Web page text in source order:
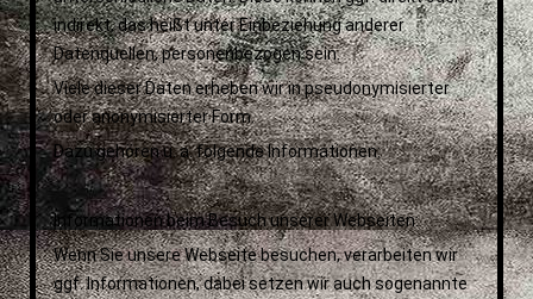
indirekt, das heißt unter Einbeziehung anderer
Datenquellen, personenbezogen sein.
Viele dieser Daten erheben wir in pseudonymisierter
oder anonymisierter Form.
Dazu gehören u. a. folgende Informationen:
Informationen beim Besuch unserer Webseiten:
Wenn Sie unsere Webseite besuchen, verarbeiten wir
ggf. Informationen, dabei setzen wir auch sogenannte